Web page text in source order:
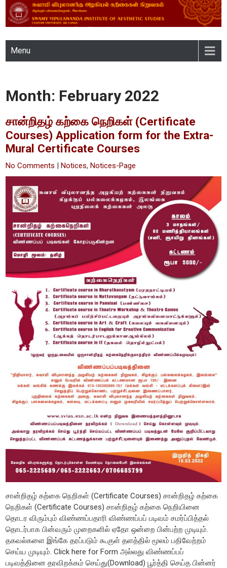
Skip
content
SWAMY VIPULANANDA
INSTITUTE OF AESTHETIC
STUDIES, EASTERN
UNIVERSITY, SRI LANKA
Menu
Month: February 2022
சான்றிதழ் கற்கை நெறிகள் (Certificate
Courses) Application form for the Extra-
Mural Certificate Courses
No Comments |Notices,Notices-Page
சான்றிதழ் கற்கை நெறிகள் (Certificate Courses) சான்றிதழ் கற்கை
நெறிகள் (Certificate Courses) சான்றிதழ் கற்கை நெறியினை
தொடர விரும்பும் விண்ணப்பதாரி விண்ணப்பப் படிவம் சமர்ப்பித்தல்
தொடர்பாக பின்வரும் முறைகளில் ஏதோ ஒன்றை பின்பற்ற முடியும்.
தகவல்களை இங்கே தரப்படும் கூகுள் தளத்தில் மூலம் பதிவேற்றம்
செய்ய முடியும். Click here for Form அல்லது விண்ணப்பப்
படிவத்தினை தரவிறக்கம் செய்து(Download) பூர்த்தி செய்த பின்னர்